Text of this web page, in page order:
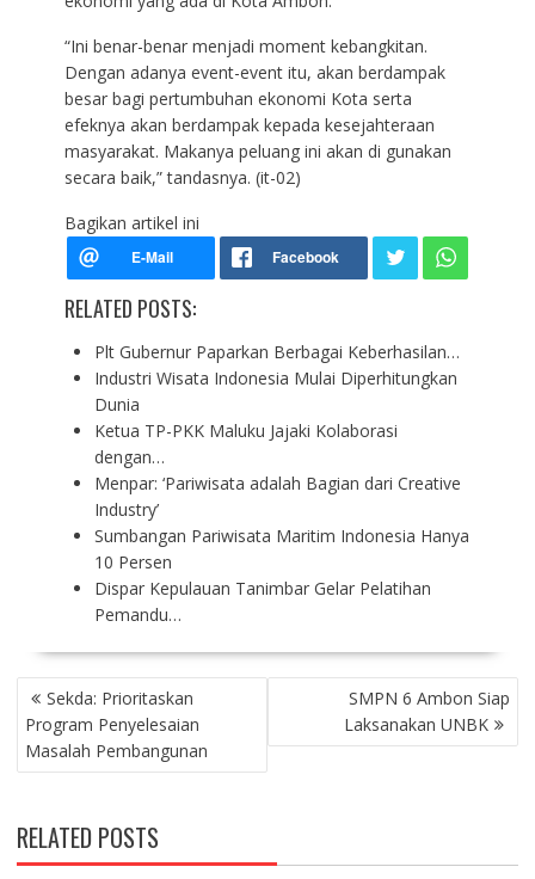
“Ini benar-benar menjadi moment kebangkitan.
Dengan adanya event-event itu, akan berdampak
besar bagi pertumbuhan ekonomi Kota serta
efeknya akan berdampak kepada kesejahteraan
masyarakat. Makanya peluang ini akan di gunakan
secara baik,” tandasnya. (it-02)
Bagikan artikel ini
RELATED POSTS:
Plt Gubernur Paparkan Berbagai Keberhasilan…
Industri Wisata Indonesia Mulai Diperhitungkan
Dunia
Ketua TP-PKK Maluku Jajaki Kolaborasi
dengan…
Menpar: ‘Pariwisata adalah Bagian dari Creative
Industry’
Sumbangan Pariwisata Maritim Indonesia Hanya
10 Persen
Dispar Kepulauan Tanimbar Gelar Pelatihan
Pemandu…
P
O
S
T
A
V
Sekda: Prioritaskan
Program Penyelesaian
Masalah Pembangunan
SMPN 6 Ambon Siap
Laksanakan UNBK
RELATED POSTS